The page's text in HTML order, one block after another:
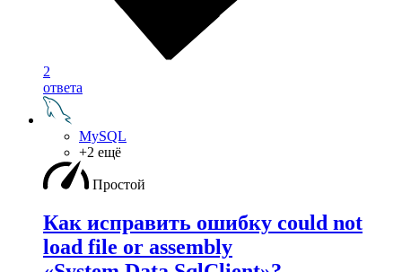
2
ответа
MySQL
+2 ещё
Простой
Как исправить ошибку could not
load file or assembly